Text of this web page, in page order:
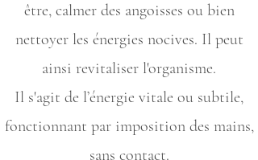
être, calmer des angoisses ou bien
nettoyer les énergies nocives. Il peut
ainsi revitaliser l'organisme.
Il s'agit de l’énergie vitale ou subtile,
fonctionnant par imposition des mains,
sans contact.